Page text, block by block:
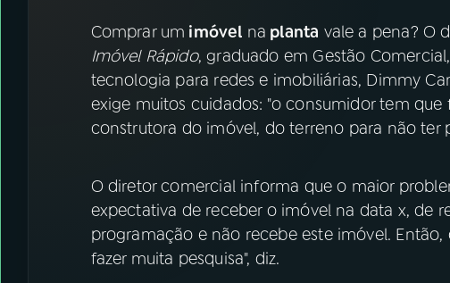
FESTIVAL DE MÚSICA
ACOMPANHE A RÁDIO NACIONAL
Instagram X
Comprar um imóvel na planta vale a pena? O
Imóvel Rápido, graduado em Gestão
tecnologia para redes e imobiliárias, Dimmy
exige muitos cuidados: "o consumidor tem
construtora do imóvel, do terreno para não ter
O diretor comercial informa que o maior
expectativa de receber o imóvel na data x, de
programação e não recebe este imóvel.
fazer muita pesquisa", diz.